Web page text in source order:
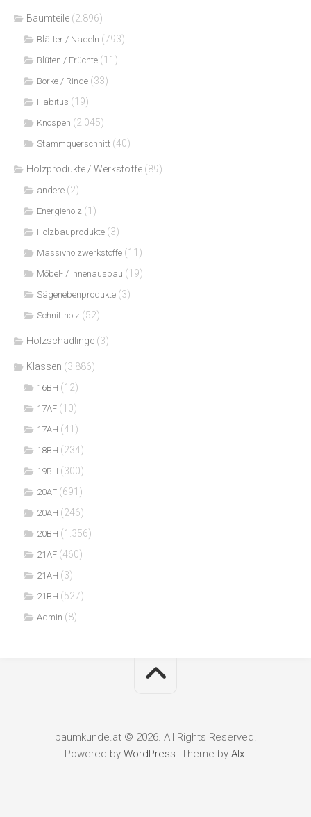
Baumteile (2.896)
Blätter / Nadeln (793)
Blüten / Früchte (11)
Borke / Rinde (33)
Habitus (19)
Knospen (2.045)
Stammquerschnitt (40)
Holzprodukte / Werkstoffe (89)
andere (2)
Energieholz (1)
Holzbauprodukte (3)
Massivholzwerkstoffe (11)
Möbel- / Innenausbau (19)
Sägenebenprodukte (3)
Schnittholz (52)
Holzschädlinge (3)
Klassen (3.886)
16BH (12)
17AF (10)
17AH (41)
18BH (234)
19BH (300)
20AF (691)
20AH (246)
20BH (1.356)
21AF (460)
21AH (3)
21BH (527)
Admin (8)
baumkunde.at © 2026. All Rights Reserved.
Powered by WordPress. Theme by Alx.